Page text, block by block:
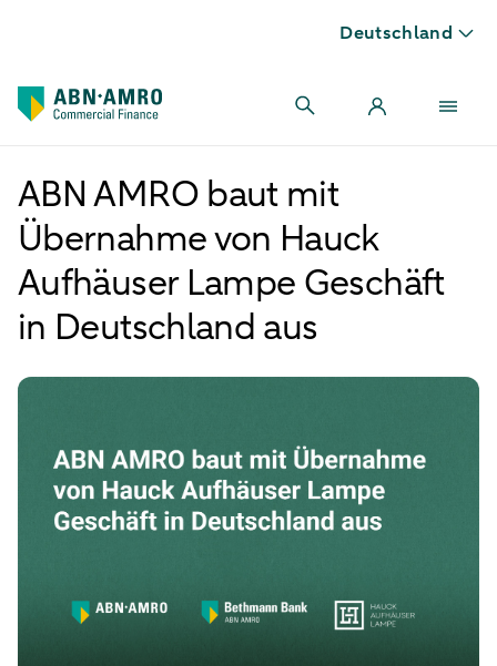
Deutschland
ABN AMRO baut mit
Übernahme von Hauck
Aufhäuser Lampe Geschäft
in Deutschland aus